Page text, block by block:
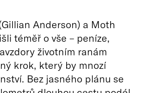
Anderson) a Moth
téměř o vše – peníze,
životním ranám
krok, který by mnozí
Bez jasného plánu se